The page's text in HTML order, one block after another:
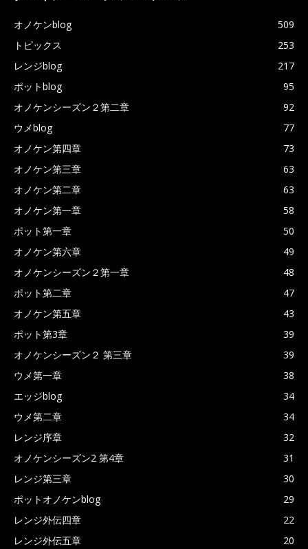
オノケンblog
509
トピックス
253
レンジblog
217
ポットblog
95
オノケンシーズン２第二章
92
ウメblog
77
オノケン第四章
73
オノケン第三章
63
オノケン第二章
63
オノケン第一章
58
ポット第一章
50
オノケン第六章
49
オノケンシーズン２第一章
48
ポット第二章
47
オノケン第五章
43
ポット第3章
39
オノケンシーズン２ 第三章
39
ウメ第一章
38
エッジblog
34
ウメ第二章
34
レンジ序章
32
オノケンシーズン2 第4章
31
レンジ第三章
30
ポットオノケンblog
29
レンジ外伝四章
22
レンジ外伝五章
20